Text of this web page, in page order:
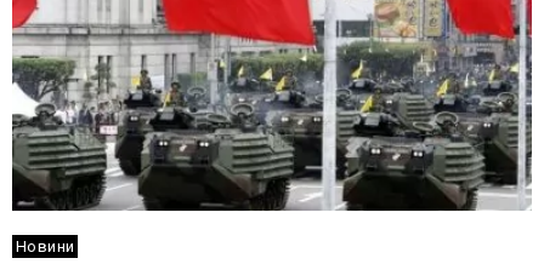
Новини